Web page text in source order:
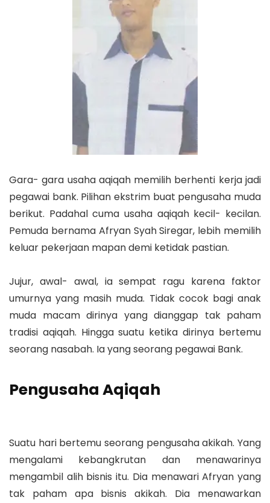
Gara- gara usaha aqiqah memilih berhenti kerja jadi
pegawai bank. Pilihan ekstrim buat pengusaha muda
berikut. Padahal cuma usaha aqiqah kecil- kecilan.
Pemuda bernama Afryan Syah Siregar, lebih memilih
keluar pekerjaan mapan demi ketidak pastian.
Jujur, awal- awal, ia sempat ragu karena faktor
umurnya yang masih muda. Tidak cocok bagi anak
muda macam dirinya yang dianggap tak paham
tradisi aqiqah. Hingga suatu ketika dirinya bertemu
seorang nasabah. Ia yang seorang pegawai Bank.
Pengusaha Aqiqah
Suatu hari bertemu seorang pengusaha akikah. Yang
mengalami kebangkrutan dan menawarinya
mengambil alih bisnis itu. Dia menawari Afryan yang
tak paham apa bisnis akikah. Dia menawarkan